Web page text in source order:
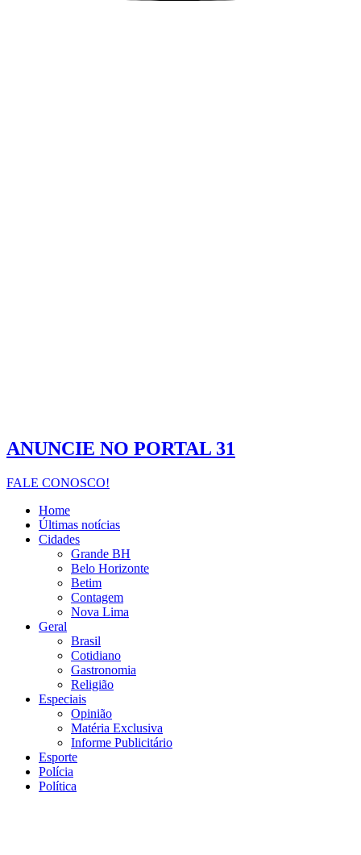
ANUNCIE NO PORTAL 31
FALE CONOSCO!
Home
Últimas notícias
Cidades
Grande BH
Belo Horizonte
Betim
Contagem
Nova Lima
Geral
Brasil
Cotidiano
Gastronomia
Religião
Especiais
Opinião
Matéria Exclusiva
Informe Publicitário
Esporte
Polícia
Política